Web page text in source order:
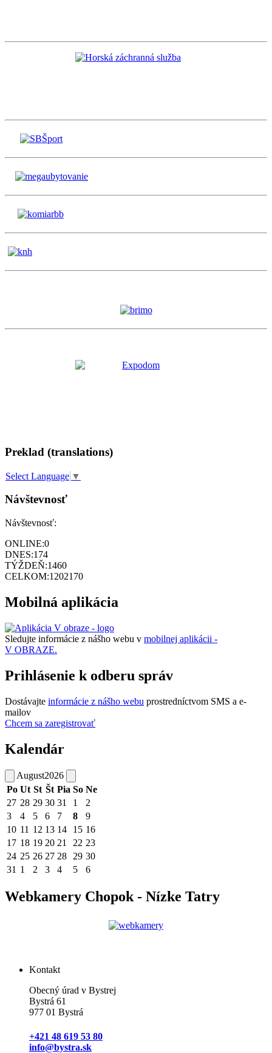
Preklad (translations)
Select Language ▼
Návštevnosť
Návštevnosť:
ONLINE:0
DNES:174
TÝŽDEŇ:1460
CELKOM:1202170
Mobilná aplikácia
Sledujte informácie z nášho webu v mobilnej aplikácii -
V OBRAZE.
Prihlásenie k odberu správ
Dostávajte informácie z nášho webu prostredníctvom SMS a e-
mailov
Chcem sa zaregistrovať
Kalendár
August2026
Po Ut St Št Pia So Ne
27 28 29 30 31 1
2
3
4 5 6 7 8
9
10 11 12 13 14 15 16
17 18 19 20 21 22 23
24 25 26 27 28 29 30
31 1 2 3 4 5 6
Webkamery Chopok - Nízke Tatry
Kontakt
Obecný úrad v Bystrej
Bystrá 61
977 01 Bystrá
+421 48 619 53 80
info@bystra.sk